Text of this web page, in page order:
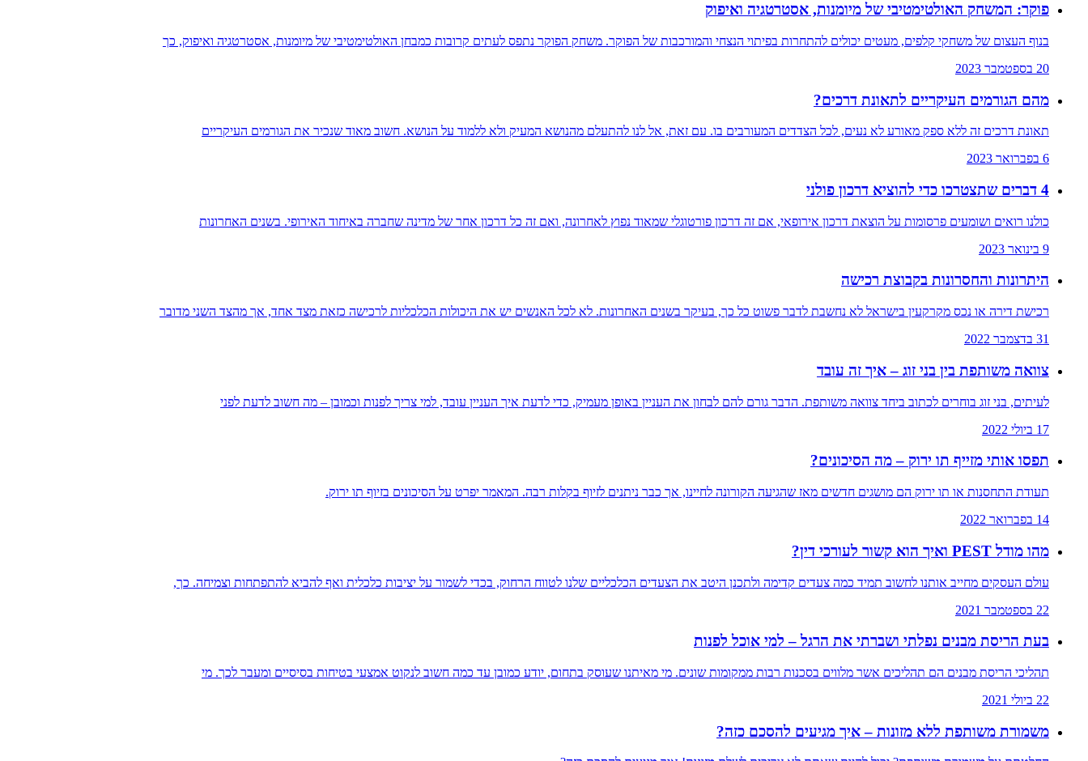
פוקר: המשחק האולטימטיבי של מיומנות, אסטרטגיה ואיפוק
בנוף העצום של משחקי קלפים, מעטים יכולים להתחרות בפיתוי הנצחי והמורכבות של הפוקר. משחק הפוקר נתפס לעתים קרובות כמבחן האולטימטיבי של מיומנות, אסטרטגיה ואיפוק, כך
20 בספטמבר 2023
מהם הגורמים העיקריים לתאונת דרכים?
תאונת דרכים זה ללא ספק מאורע לא נעים, לכל הצדדים המעורבים בו. עם זאת, אל לנו להתעלם מהנושא המעיק ולא ללמוד על הנושא. חשוב מאוד שנכיר את הגורמים העיקריים
6 בפברואר 2023
4 דברים שתצטרכו כדי להוציא דרכון פולני
כולנו רואים ושומעים פרסומות על הוצאת דרכון אירופאי, אם זה דרכון פורטוגלי שמאוד נפוץ לאחרונה, ואם זה כל דרכון אחר של מדינה שחברה באיחוד האירופי. בשנים האחרונות
9 בינואר 2023
היתרונות והחסרונות בקבוצת רכישה
רכישת דירה או נכס מקרקעין בישראל לא נחשבת לדבר פשוט כל כך, בעיקר בשנים האחרונות. לא לכל האנשים יש את היכולות הכלכליות לרכישה כזאת מצד אחד, אך מהצד השני מדובר
31 בדצמבר 2022
צוואה משותפת בין בני זוג – איך זה עובד
לעיתים, בני זוג בוחרים לכתוב ביחד צוואה משותפת. הדבר גורם להם לבחון את העניין באופן מעמיק, כדי לדעת איך העניין עובד, למי צריך לפנות וכמובן – מה חשוב לדעת לפני
17 ביולי 2022
תפסו אותי מזייף תו ירוק – מה הסיכונים?
תעודת התחסנות או תו ירוק הם מושגים חדשים מאז שהגיעה הקורונה לחיינו, אך כבר ניתנים לזיוף בקלות רבה. המאמר יפרט על הסיכונים בזיוף תו ירוק.
14 בפברואר 2022
מהו מודל PEST ואיך הוא קשור לעורכי דין?
עולם העסקים מחייב אותנו לחשוב תמיד כמה צעדים קדימה ולתכנן היטב את הצעדים הכלכליים שלנו לטווח הרחוק, בכדי לשמור על יציבות כלכלית ואף להביא להתפתחות וצמיחה. כך,
22 בספטמבר 2021
בעת הריסת מבנים נפלתי ושברתי את הרגל – למי אוכל לפנות
תהליכי הריסת מבנים הם תהליכים אשר מלווים בסכנות רבות ממקומות שונים. מי מאיתנו שעוסק בתחום, יודע כמובן עד כמה חשוב לנקוט אמצעי בטיחות בסיסיים ומעבר לכך. מי
22 ביולי 2021
משמורת משותפת ללא מזונות – איך מגיעים להסכם כזה?